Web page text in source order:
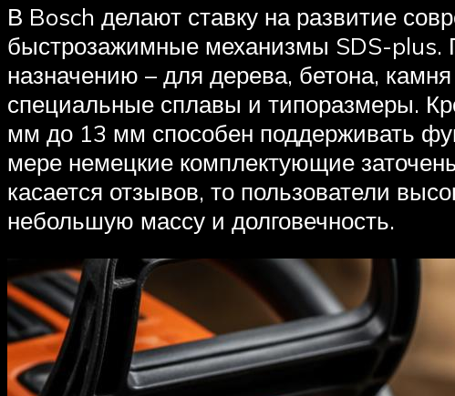
В Bosch делают ставку на развитие
быстрозажимные механизмы SDS-plus.
назначению – для дерева, бетона,
специальные сплавы и типоразмеры.
мм до 13 мм способен поддерживать
мере немецкие комплектующие
касается отзывов, то пользователи
небольшую массу и долговечность.